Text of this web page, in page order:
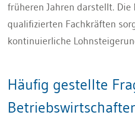
früheren Jahren darstellt. Die
qualifizierten Fachkräften
kontinuierliche
Häufig gestellte